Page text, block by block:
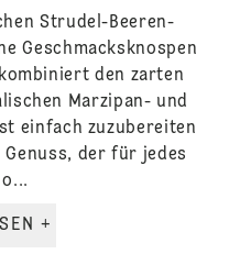
Strudel-Beeren-
Geschmacksknospen
den zarten
Marzipan- und
einfach zuzubereiten
der für jedes
o...
WEITERLESEN +